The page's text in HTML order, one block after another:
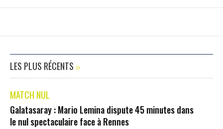
LES PLUS RÉCENTS
MATCH NUL
Galatasaray : Mario Lemina dispute 45 minutes dans
le nul spectaculaire face à Rennes